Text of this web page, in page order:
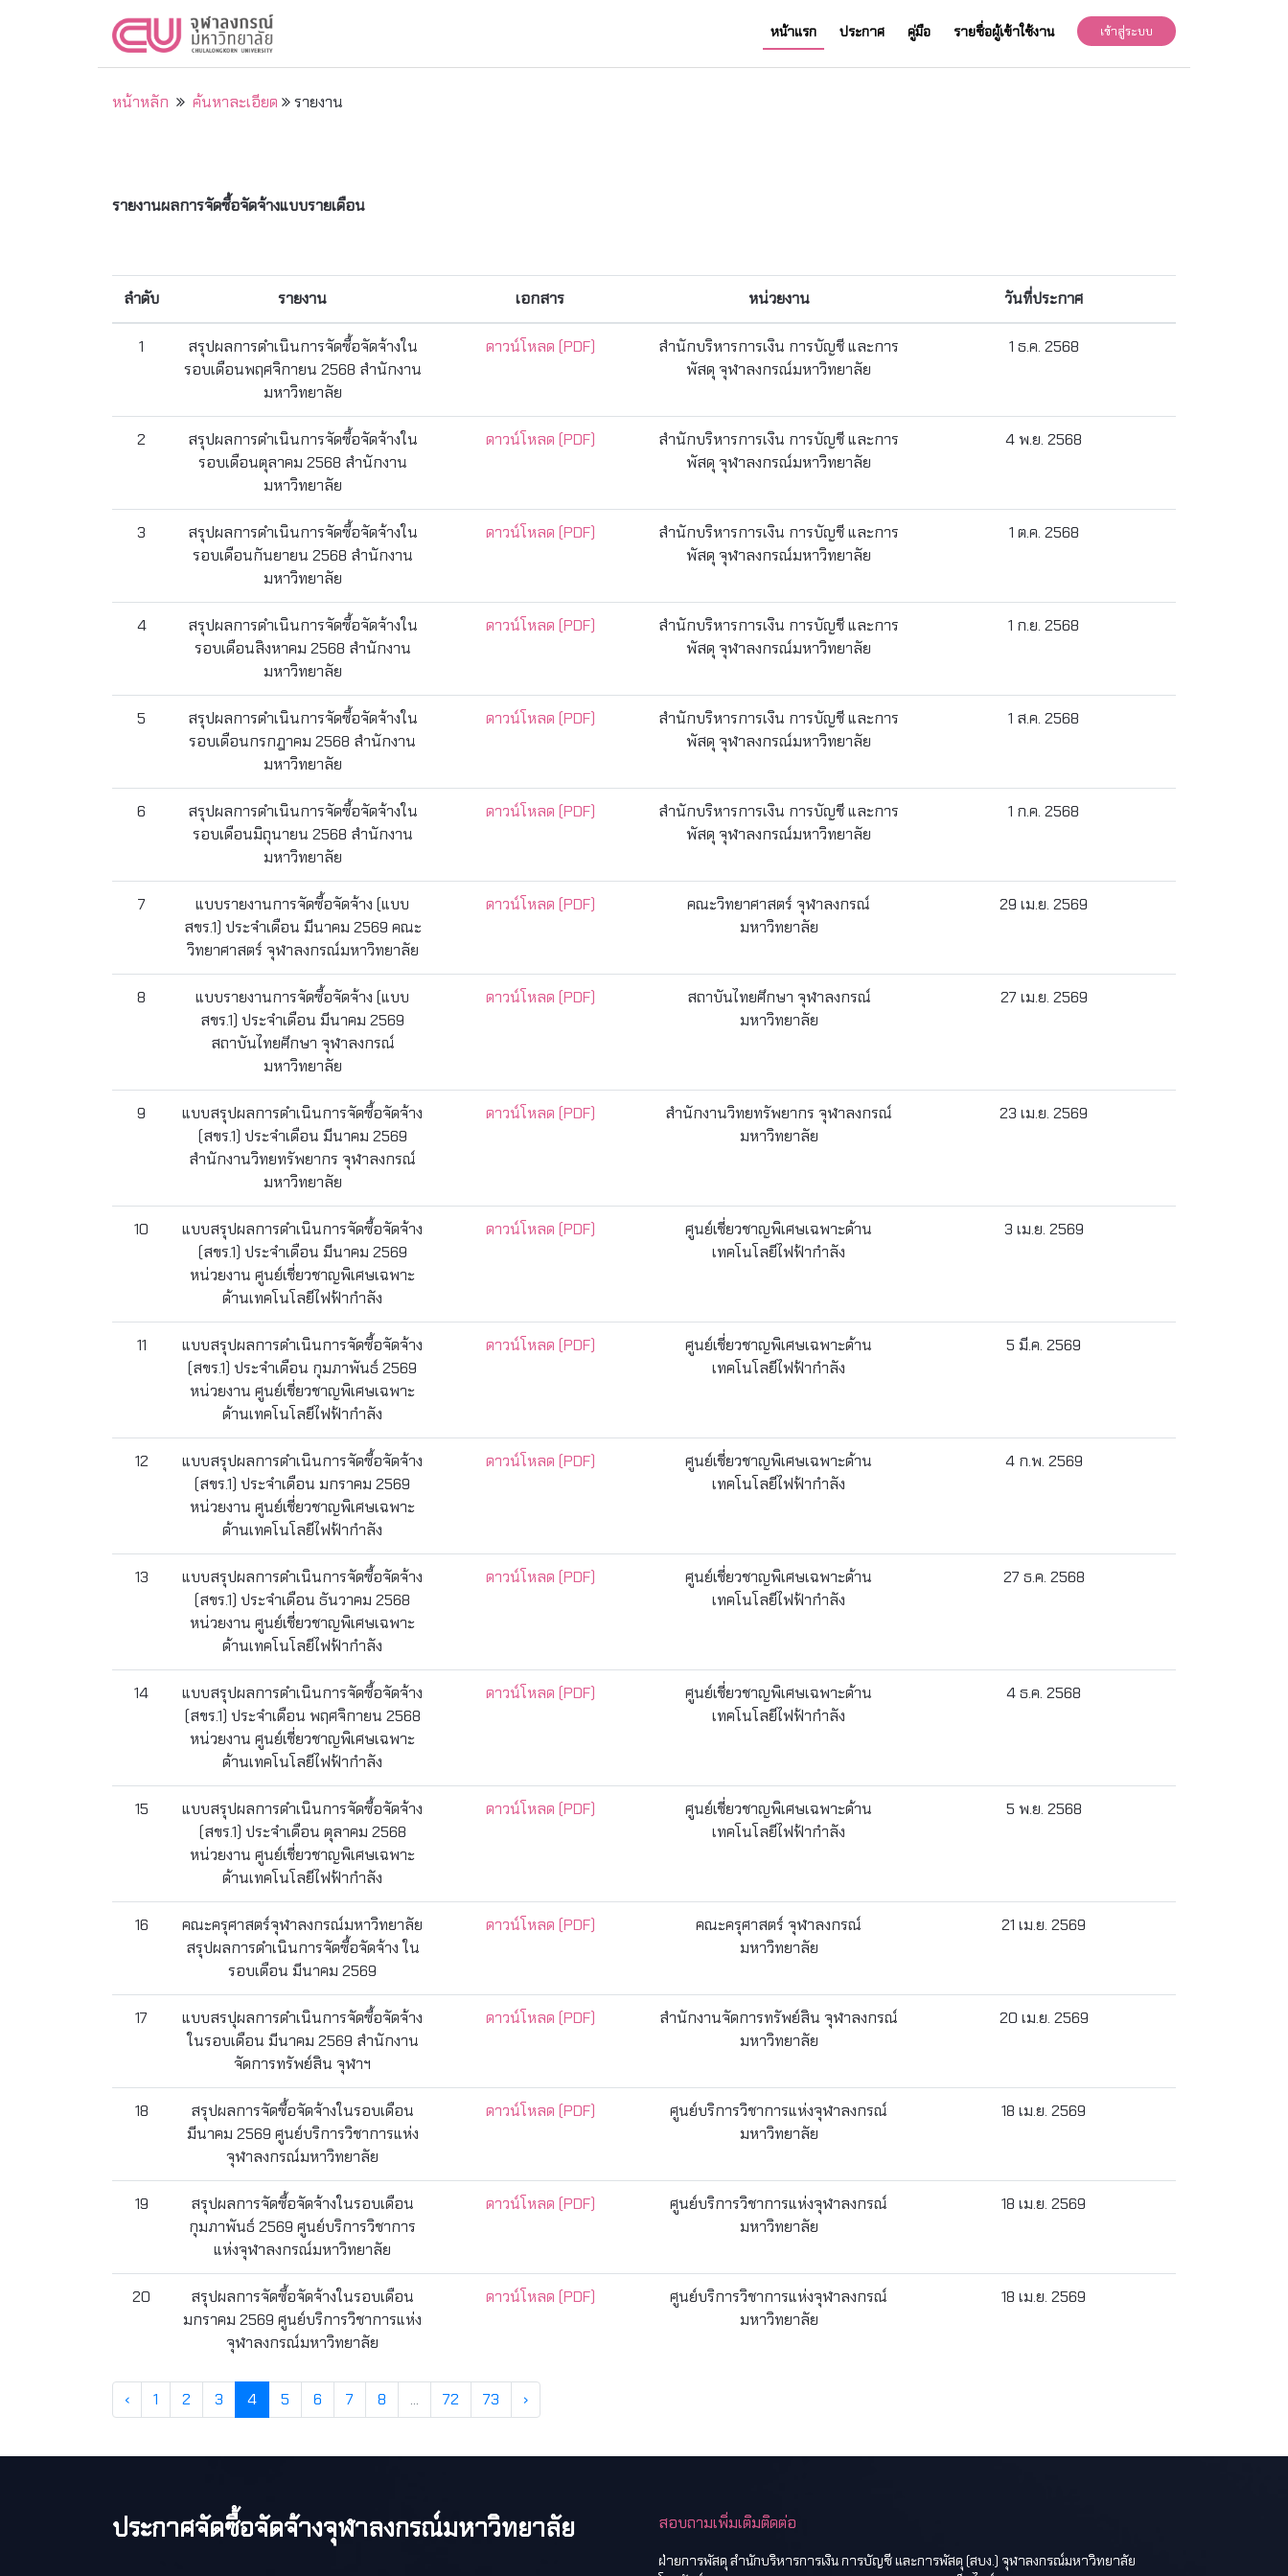
หน้าแรก ประกาศ คู่มือ รายชื่อผู้เข้าใช้งาน เข้าสู่ระบบ
หน้าหลัก ค้นหาละเอียด รายงาน
รายงานผลการจัดซื้อจัดจ้างแบบรายเดือน
ลำดับ รายงาน เอกสาร หน่วยงาน วันที่ประกาศ
1
สรุปผลการดำเนินการจัดซื้อจัดจ้างใน
รอบเดือนพฤศจิกายน 2568 สำนักงาน
มหาวิทยาลัย
ดาวน์โหลด (PDF)
สำนักบริหารการเงิน การบัญชี และการ
พัสดุ จุฬาลงกรณ์มหาวิทยาลัย
1 ธ.ค. 2568
2
สรุปผลการดำเนินการจัดซื้อจัดจ้างใน
รอบเดือนตุลาคม 2568 สำนักงาน
มหาวิทยาลัย
ดาวน์โหลด (PDF)
สำนักบริหารการเงิน การบัญชี และการ
พัสดุ จุฬาลงกรณ์มหาวิทยาลัย
4 พ.ย. 2568
3
สรุปผลการดำเนินการจัดซื้อจัดจ้างใน
รอบเดือนกันยายน 2568 สำนักงาน
มหาวิทยาลัย
ดาวน์โหลด (PDF)
สำนักบริหารการเงิน การบัญชี และการ
พัสดุ จุฬาลงกรณ์มหาวิทยาลัย
1 ต.ค. 2568
4
สรุปผลการดำเนินการจัดซื้อจัดจ้างใน
รอบเดือนสิงหาคม 2568 สำนักงาน
มหาวิทยาลัย
ดาวน์โหลด (PDF)
สำนักบริหารการเงิน การบัญชี และการ
พัสดุ จุฬาลงกรณ์มหาวิทยาลัย
1 ก.ย. 2568
5
สรุปผลการดำเนินการจัดซื้อจัดจ้างใน
รอบเดือนกรกฎาคม 2568 สำนักงาน
มหาวิทยาลัย
ดาวน์โหลด (PDF)
สำนักบริหารการเงิน การบัญชี และการ
พัสดุ จุฬาลงกรณ์มหาวิทยาลัย
1 ส.ค. 2568
6
สรุปผลการดำเนินการจัดซื้อจัดจ้างใน
รอบเดือนมิถุนายน 2568 สำนักงาน
มหาวิทยาลัย
ดาวน์โหลด (PDF)
สำนักบริหารการเงิน การบัญชี และการ
พัสดุ จุฬาลงกรณ์มหาวิทยาลัย
1 ก.ค. 2568
7
แบบรายงานการจัดซื้อจัดจ้าง (แบบ
สขร.1) ประจำเดือน มีนาคม 2569 คณะ
วิทยาศาสตร์ จุฬาลงกรณ์มหาวิทยาลัย
ดาวน์โหลด (PDF)
คณะวิทยาศาสตร์ จุฬาลงกรณ์
มหาวิทยาลัย
29 เม.ย. 2569
8
แบบรายงานการจัดซื้อจัดจ้าง (แบบ
สขร.1) ประจำเดือน มีนาคม 2569
สถาบันไทยศึกษา จุฬาลงกรณ์
มหาวิทยาลัย
ดาวน์โหลด (PDF)
สถาบันไทยศึกษา จุฬาลงกรณ์
มหาวิทยาลัย
27 เม.ย. 2569
9
แบบสรุปผลการดำเนินการจัดซื้อจัดจ้าง
(สขร.1) ประจำเดือน มีนาคม 2569
สำนักงานวิทยทรัพยากร จุฬาลงกรณ์
มหาวิทยาลัย
ดาวน์โหลด (PDF)
สำนักงานวิทยทรัพยากร จุฬาลงกรณ์
มหาวิทยาลัย
23 เม.ย. 2569
10
แบบสรุปผลการดำเนินการจัดซื้อจัดจ้าง
(สขร.1) ประจำเดือน มีนาคม 2569
หน่วยงาน ศูนย์เชี่ยวชาญพิเศษเฉพาะ
ด้านเทคโนโลยีไฟฟ้ากำลัง
ดาวน์โหลด (PDF)
ศูนย์เชี่ยวชาญพิเศษเฉพาะด้าน
เทคโนโลยีไฟฟ้ากำลัง
3 เม.ย. 2569
11
แบบสรุปผลการดำเนินการจัดซื้อจัดจ้าง
(สขร.1) ประจำเดือน กุมภาพันธ์ 2569
หน่วยงาน ศูนย์เชี่ยวชาญพิเศษเฉพาะ
ด้านเทคโนโลยีไฟฟ้ากำลัง
ดาวน์โหลด (PDF)
ศูนย์เชี่ยวชาญพิเศษเฉพาะด้าน
เทคโนโลยีไฟฟ้ากำลัง
5 มี.ค. 2569
12
แบบสรุปผลการดำเนินการจัดซื้อจัดจ้าง
(สขร.1) ประจำเดือน มกราคม 2569
หน่วยงาน ศูนย์เชี่ยวชาญพิเศษเฉพาะ
ด้านเทคโนโลยีไฟฟ้ากำลัง
ดาวน์โหลด (PDF)
ศูนย์เชี่ยวชาญพิเศษเฉพาะด้าน
เทคโนโลยีไฟฟ้ากำลัง
4 ก.พ. 2569
13
แบบสรุปผลการดำเนินการจัดซื้อจัดจ้าง
(สขร.1) ประจำเดือน ธันวาคม 2568
หน่วยงาน ศูนย์เชี่ยวชาญพิเศษเฉพาะ
ด้านเทคโนโลยีไฟฟ้ากำลัง
ดาวน์โหลด (PDF)
ศูนย์เชี่ยวชาญพิเศษเฉพาะด้าน
เทคโนโลยีไฟฟ้ากำลัง
27 ธ.ค. 2568
14
แบบสรุปผลการดำเนินการจัดซื้อจัดจ้าง
(สขร.1) ประจำเดือน พฤศจิกายน 2568
หน่วยงาน ศูนย์เชี่ยวชาญพิเศษเฉพาะ
ด้านเทคโนโลยีไฟฟ้ากำลัง
ดาวน์โหลด (PDF)
ศูนย์เชี่ยวชาญพิเศษเฉพาะด้าน
เทคโนโลยีไฟฟ้ากำลัง
4 ธ.ค. 2568
15
แบบสรุปผลการดำเนินการจัดซื้อจัดจ้าง
(สขร.1) ประจำเดือน ตุลาคม 2568
หน่วยงาน ศูนย์เชี่ยวชาญพิเศษเฉพาะ
ด้านเทคโนโลยีไฟฟ้ากำลัง
ดาวน์โหลด (PDF)
ศูนย์เชี่ยวชาญพิเศษเฉพาะด้าน
เทคโนโลยีไฟฟ้ากำลัง
5 พ.ย. 2568
16
คณะครุศาสตร์จุฬาลงกรณ์มหาวิทยาลัย
สรุปผลการดำเนินการจัดซื้อจัดจ้าง ใน
รอบเดือน มีนาคม 2569
ดาวน์โหลด (PDF)
คณะครุศาสตร์ จุฬาลงกรณ์
มหาวิทยาลัย
21 เม.ย. 2569
17
แบบสรปุผลการดําเนินการจัดซื้อจัดจ้าง
ในรอบเดือน มีนาคม 2569 สำนักงาน
จัดการทรัพย์สิน จุฬาฯ
ดาวน์โหลด (PDF)
สำนักงานจัดการทรัพย์สิน จุฬาลงกรณ์
มหาวิทยาลัย
20 เม.ย. 2569
18
สรุปผลการจัดซื้อจัดจ้างในรอบเดือน
มีนาคม 2569 ศูนย์บริการวิชาการแห่ง
จุฬาลงกรณ์มหาวิทยาลัย
ดาวน์โหลด (PDF)
ศูนย์บริการวิชาการแห่งจุฬาลงกรณ์
มหาวิทยาลัย
18 เม.ย. 2569
19
สรุปผลการจัดซื้อจัดจ้างในรอบเดือน
กุมภาพันธ์ 2569 ศูนย์บริการวิชาการ
แห่งจุฬาลงกรณ์มหาวิทยาลัย
ดาวน์โหลด (PDF)
ศูนย์บริการวิชาการแห่งจุฬาลงกรณ์
มหาวิทยาลัย
18 เม.ย. 2569
20
สรุปผลการจัดซื้อจัดจ้างในรอบเดือน
มกราคม 2569 ศูนย์บริการวิชาการแห่ง
จุฬาลงกรณ์มหาวิทยาลัย
ดาวน์โหลด (PDF)
ศูนย์บริการวิชาการแห่งจุฬาลงกรณ์
มหาวิทยาลัย
18 เม.ย. 2569
‹ 1 2 3 4 5 6 7 8 ... 72 73 ›
ประกาศจัดซื้อจัดจ้างจุฬาลงกรณ์มหาวิทยาลัย สอบถามเพิ่มเติมติดต่อ
ฝ่ายการพัสดุ สำนักบริหารการเงิน การบัญชี และการพัสดุ (สบง.) จุฬาลงกรณ์มหาวิทยาลัย